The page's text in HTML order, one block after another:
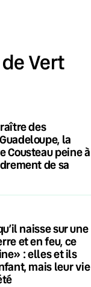
Vert
des
la
Cousteau peine à
de sa
naisse sur une
et en feu, ce
: elles et ils
mais leur vie